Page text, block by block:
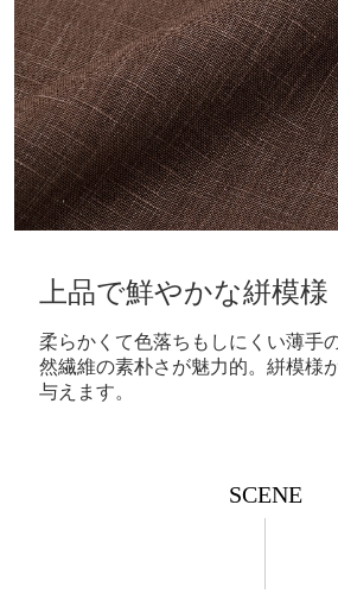
FABRIC